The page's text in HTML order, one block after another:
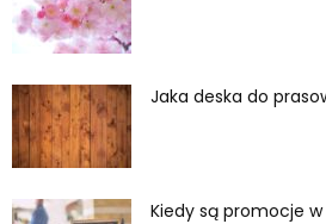
Jaka deska do
Kiedy są promocje w